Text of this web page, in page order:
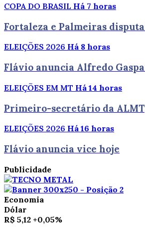
COPA DO BRASIL Há 7 horas
Fortaleza e Palmeiras
ELEIÇÕES 2026 Há 8 horas
Flávio anuncia Alfredo
ELEIÇÕES EM MT Há 14 horas
Primeiro-secretário da
ELEIÇÕES 2026 Há 16 horas
Flávio anuncia vice hoje
Publicidade
Economia
Dólar
R$ 5,12 +0,05%